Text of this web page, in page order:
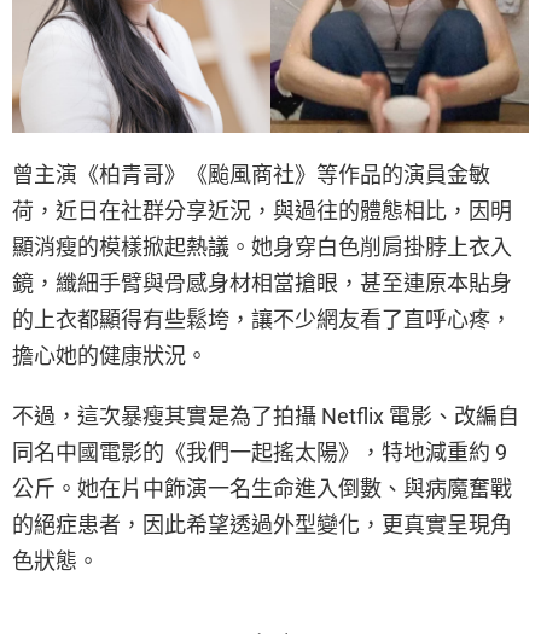
曾主演《柏青哥》《颱風商社》等作品的演員金敏
荷，近日在社群分享近況，與過往的體態相比，因明
顯消瘦的模樣掀起熱議。她身穿白色削肩掛脖上衣入
鏡，纖細手臂與骨感身材相當搶眼，甚至連原本貼身
的上衣都顯得有些鬆垮，讓不少網友看了直呼心疼，
擔心她的健康狀況。
不過，這次暴瘦其實是為了拍攝 Netflix 電影、改編自
同名中國電影的《我們一起搖太陽》，特地減重約 9
公斤。她在片中飾演一名生命進入倒數、與病魔奮戰
的絕症患者，因此希望透過外型變化，更真實呈現角
色狀態。